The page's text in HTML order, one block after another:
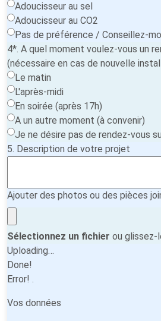
Adoucisseur au sel
Adoucisseur au CO2
Pas de préférence / Conseillez-
4*. A quel moment voulez-vous un
(nécessaire en cas de nouvelle
Le matin
L'après-midi
En soirée (après 17h)
A un autre moment (à convenir)
Je ne désire pas de rendez-vous
5. Description de votre projet
Ajouter des photos ou des pièces
Sélectionnez un fichier ou glissez-
Uploading…
Done!
Error! .
Vos données